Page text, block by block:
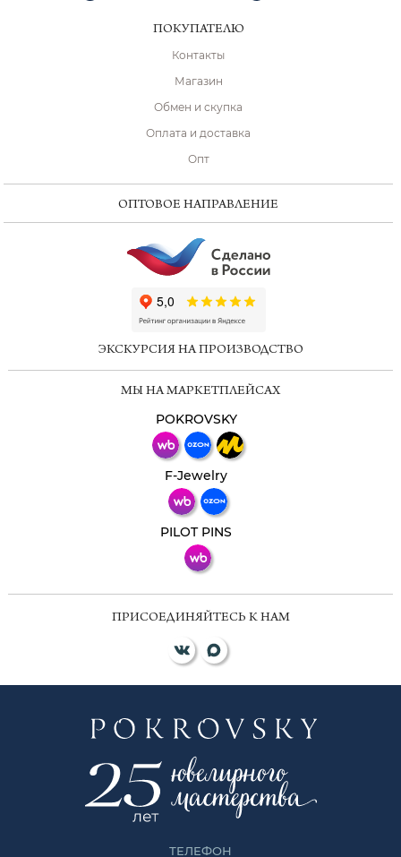
ПОКУПАТЕЛЮ
Контакты
Магазин
Обмен и скупка
Оплата и доставка
Опт
ОПТОВОЕ НАПРАВЛЕНИЕ
ЭКСКУРСИЯ НА ПРОИЗВОДСТВО
МЫ НА МАРКЕТПЛЕЙСАХ
POKROVSKY
F-Jewelry
PILOT PINS
ПРИСОЕДИНЯЙТЕСЬ К НАМ
ТЕЛЕФОН